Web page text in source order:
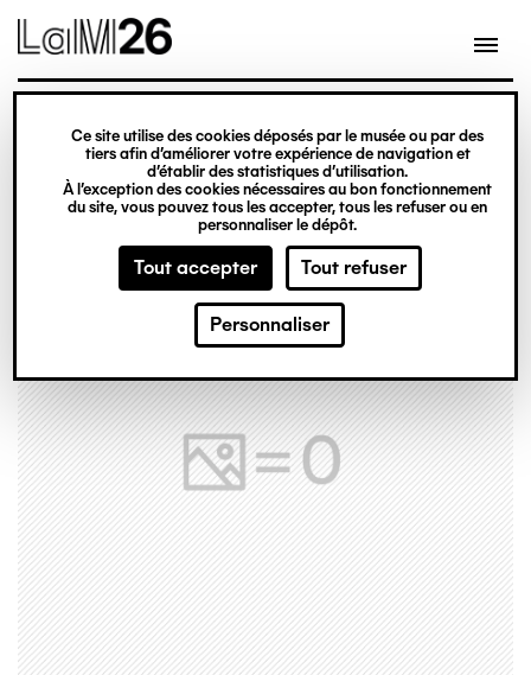
Gestion des cookies
Ce site utilise des cookies déposés par le musée ou par des
tiers afin d’améliorer votre expérience de navigation et
d’établir des statistiques d’utilisation.
À l’exception des cookies nécessaires au bon fonctionnement
du site, vous pouvez tous les accepter, tous les refuser ou en
personnaliser le dépôt.
Tout accepter Tout refuser
Personnaliser
contenu